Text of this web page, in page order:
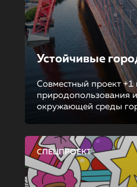
Устойчивые
Совместный проект +1
природопользования
окружающей среды
СПЕЦПРОЕКТ